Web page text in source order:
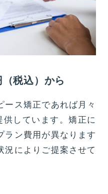
（税込）から
ース矯正であれば月々
しています。矯正に
ラン費用が異なります
況によりご提案させて